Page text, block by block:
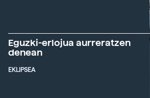
Eguzki-erlojua aurreratzen
denean
EKLIPSEA